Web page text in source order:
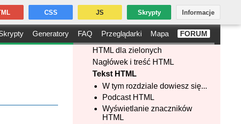
Generatory FAQ Przeglądarki Mapa FORUM
HTML dla zielonych
Nagłówek i treść HTML
Tekst HTML
W tym rozdziale dowiesz się...
Podcast HTML
Wyświetlanie znaczników
HTML
CSS JS Skrypty Informacje